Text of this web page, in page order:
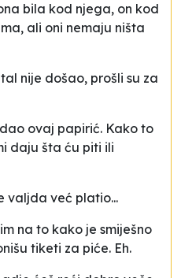
bila kod njega, on kod
ali oni nemaju ništa
nije došao, prošli su za
ovaj papirić. Kako to
daju šta ću piti ili
valjda već platio...
na to kako je smiješno
tiketi za piće. Eh.